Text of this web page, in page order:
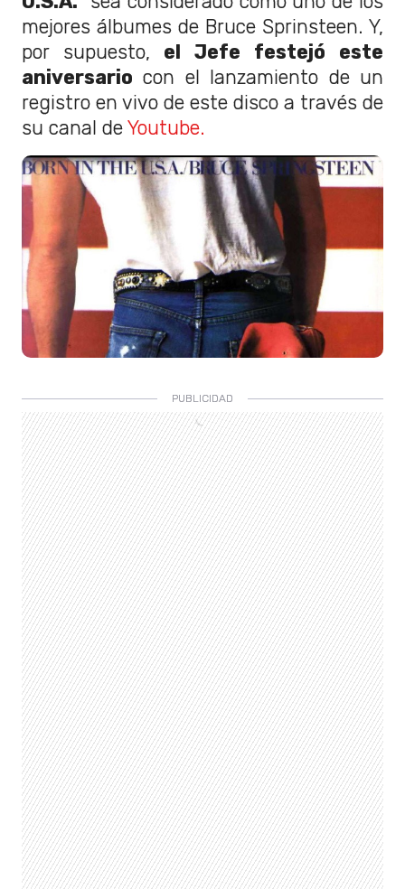
mejores álbumes de Bruce Sprinsteen. Y,
por supuesto, el Jefe festejó este
aniversario con el lanzamiento de un
registro en vivo de este disco a través de
su canal de Youtube.